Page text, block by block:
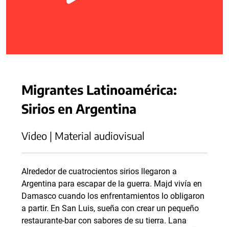
Migrantes Latinoamérica:
Sirios en Argentina
Video | Material audiovisual
Alrededor de cuatrocientos sirios llegaron a
Argentina para escapar de la guerra. Majd vivía en
Damasco cuando los enfrentamientos lo obligaron
a partir. En San Luis, sueña con crear un pequeño
restaurante-bar con sabores de su tierra. Lana